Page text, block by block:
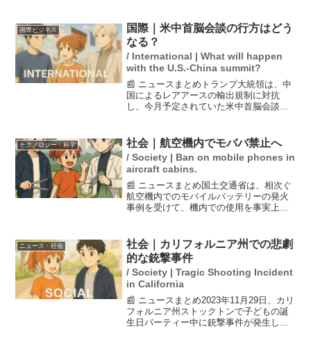
流でBBQが禁止された結果、上流での迷
惑行為が増加して...
国際ビジネス
国際｜米中首脳会談の行方はどう
なる？
/ International | What will happen
with the U.S.-China summit?
📰 ニュースまとめトランプ大統領は、中
国によるレアアースの輸出規制に対抗
し、今月予定されていた米中首脳会談を
言し、会談の実施を強調しました。米中
の貿易摩擦が続く中、両国...
テクノロジー・科学 社会｜航空機内でモババ禁止へ
/ Society | Ban on mobile phones in
aircraft cabins.
📰 ニュースまとめ国土交通省は、相次ぐ
航空機内でのモバイルバッテリーの発火
事例を受けて、機内での使用を事実上禁
民間航空機関（ICAO）の決定に基づいて
進められ、日本の航...
ニュース・社会
社会｜カリフォルニア州での悲劇
的な銃撃事件
/ Society | Tragic Shooting Incident
in California
📰 ニュースまとめ2023年11月29日、カリ
フォルニア州ストックトンで子どもの誕
生日パーティー中に銃撃事件が発生し、4